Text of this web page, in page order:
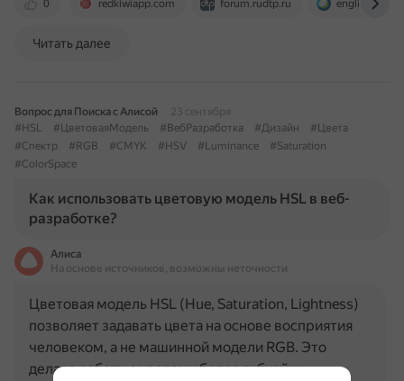
0 redkiwiapp.com forum.rudtp.ru englishlib.org
Читать далее
Вопрос для Поиска с Алисой
23 сентября
#HSL
#ЦветоваяМодель #ВебРазработка #Дизайн
#Цвета
#Спектр
#RGB #CMYK #HSV #Luminance
#Saturation
#ColorSpace
Как использовать цветовую модель HSL в веб-
разработке?
Алиса
На основе источников, возможны неточности
Цветовая модель HSL (Hue, Saturation, Lightness)
позволяет задавать цвета на основе восприятия
человеком, а не машинной модели RGB. Это
делает работу с цветами более гибкой и